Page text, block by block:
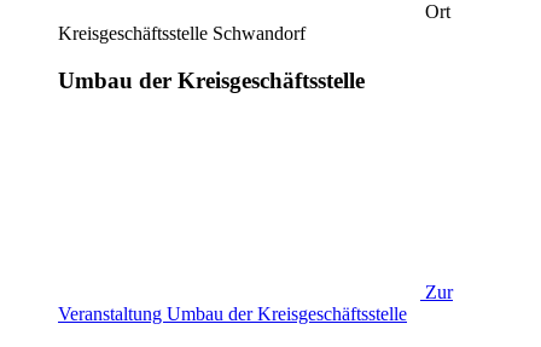
Ort
Kreisgeschäftsstelle Schwandorf
Umbau der Kreisgeschäftsstelle
Zur
Veranstaltung Umbau der Kreisgeschäftsstelle